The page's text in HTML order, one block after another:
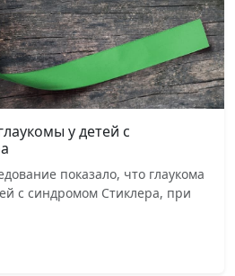
у детей с
показало, что глаукома
с синдромом Стиклера, при